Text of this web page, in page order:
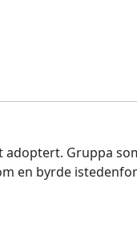
Gruppa
en byrde